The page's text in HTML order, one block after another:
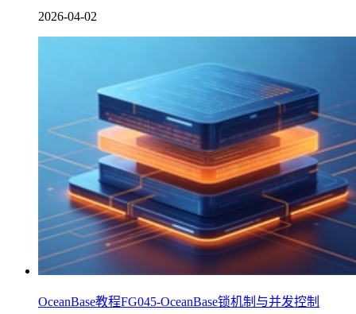
2026-04-02
OceanBase教程FG045-OceanBase锁机制与并发控制